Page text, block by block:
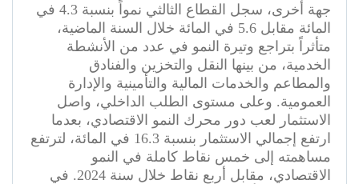
جهة أخرى، سجل القطاع الثالثي نمواً بنسبة 4.3 في
المائة مقابل 5.6 في المائة خلال السنة الماضية،
متأثراً بتراجع وتيرة النمو في عدد من الأنشطة
الخدمية، من بينها النقل والتخزين والفنادق
والمطاعم والخدمات المالية والتأمينية والإدارة
العمومية. وعلى مستوى الطلب الداخلي، واصل
الاستثمار لعب دور محرك النمو الاقتصادي، بعدما
ارتفع إجمالي الاستثمار بنسبة 16.3 في المائة، لترتفع
مساهمته إلى خمس نقاط كاملة في النمو
الاقتصادي، مقابل أربع نقاط خلال سنة 2024. في